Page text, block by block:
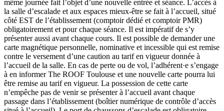
même journée fait l’objet d’une nouvelle entrée et séance. L’accès à
la salle d’escalade et aux espaces mieux-être se fait à l’accueil, situé
côté EST de l’établissement (comptoir dédié et comptoir PMR)
obligatoirement et pour chaque séance. Il est impératif de s’y
présenter aussi avant chaque cours. Il est possible de demander une
carte magnétique personnelle, nominative et incessible qui est remise
contre le versement d’une caution au tarif en vigueur donnée à
l’accueil de la salle. En cas de perte ou de vol, l’adhérent·e s’engage
à en informer The ROOF Toulouse et une nouvelle carte pourra lui
être remise au tarif en vigueur. La possession de cette carte
n’empêche pas de venir se présenter à l’accueil avant chaque
passage dans l’établissement (boîtier numérique de contrôle d’accès